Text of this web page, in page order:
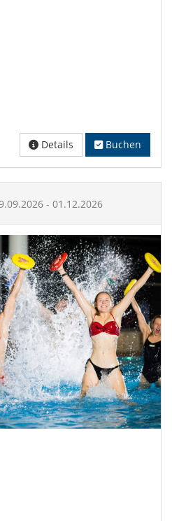
Details Buchen
- 01.12.2026